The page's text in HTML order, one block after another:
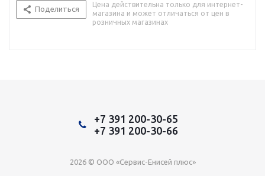
Поделиться
Цена действительна только для интернет-
магазина и может отличаться от цен в
розничных магазинах
+7 391 200-30-65
+7 391 200-30-66
2026 © ООО «Сервис-Енисей плюс»